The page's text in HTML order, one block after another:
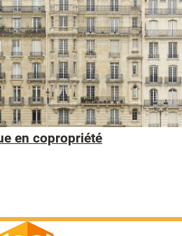
en copropriété